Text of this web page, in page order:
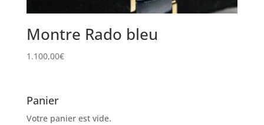
Montre Rado bleu
1.100,00€
Panier
Votre panier est vide.